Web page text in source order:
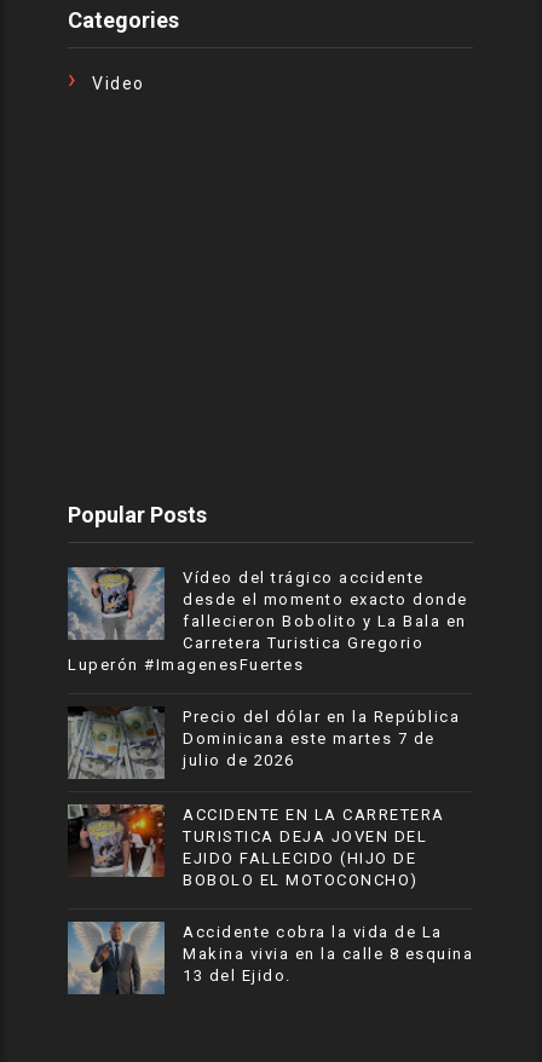
Categories
Video
Popular Posts
Vídeo del trágico accidente
desde el momento exacto donde
fallecieron Bobolito y La Bala en
Carretera Turistica Gregorio
Luperón #ImagenesFuertes
Precio del dólar en la República
Dominicana este martes 7 de
julio de 2026
ACCIDENTE EN LA CARRETERA
TURISTICA DEJA JOVEN DEL
EJIDO FALLECIDO (HIJO DE
BOBOLO EL MOTOCONCHO)
Accidente cobra la vida de La
Makina vivia en la calle 8 esquina
13 del Ejido.